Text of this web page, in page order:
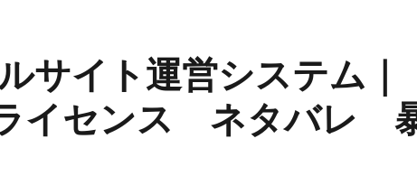
サイト運営システム｜
イセンス ネタバレ